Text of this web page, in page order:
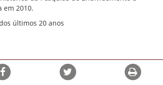
em 2010.
últimos 20 anos